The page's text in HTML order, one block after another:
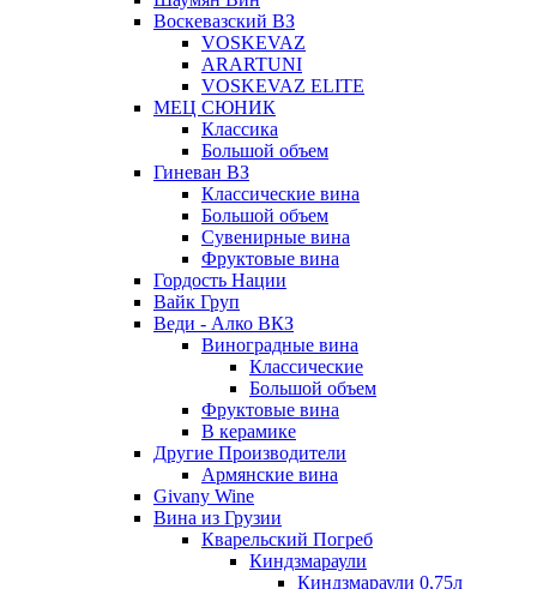
Воскевазский ВЗ
VOSKEVAZ
ARARTUNI
VOSKEVAZ ELITE
МЕЦ СЮНИК
Классика
Большой объем
Гиневан ВЗ
Классические вина
Большой объем
Сувенирные вина
Фруктовые вина
Гордость Нации
Вайк Груп
Веди - Алко ВКЗ
Виноградные вина
Классические
Большой объем
Фруктовые вина
В керамике
Другие Производители
Армянские вина
Givany Wine
Вина из Грузии
Кварельский Погреб
Киндзмараули
Киндзмараули 0,75л